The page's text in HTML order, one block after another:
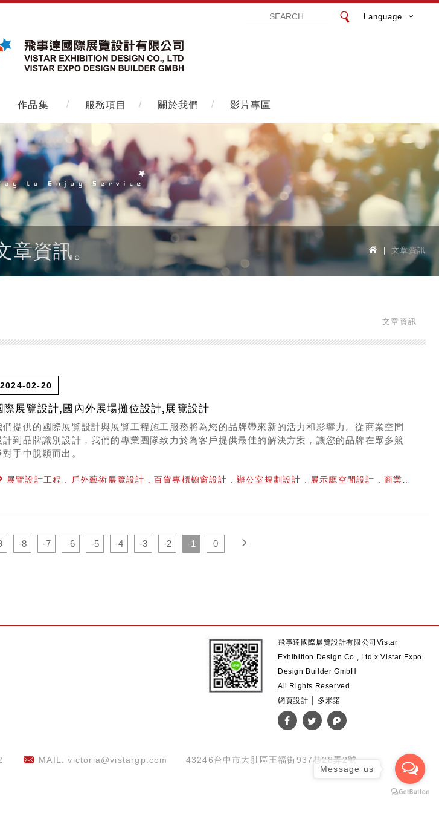
Language
作品集 服務項目 關於我們 影片專區
章資訊。 文章資訊
文章資訊
2024-02-20
際展覽設計,國內外展場攤位設計,展覽設計
們提供的國際展覽設計與展覽工程施工服務將為您的品牌帶來新的活力和影響力。從商業空間
計到品牌識別設計，我們的專業團隊致力於為客戶提供最佳的解決方案，讓您的品牌在眾多競
對手中脫穎而出。
展覽設計工程 戶外藝術展覽設計 百貨專櫃櫥窗設計 辦公室規劃設計 展示廳空間設計
商業空
-8 -7 -6 -5 -4 -3 -2 -1 0
飛事達國際展覽設計有限公司 Vistar
Exhibition Design Co., Ltd x Vistar Expo
Design Builder GmbH
All Rights Reserved.
網頁設計 │ 多米諾
MAIL:victoria@vistargp.com
43246台中市大肚區王福街937巷28弄2號
Message us